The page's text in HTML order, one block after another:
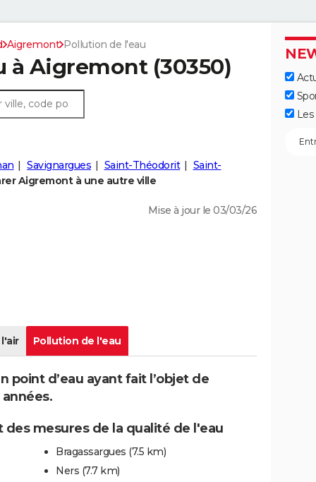
Aigremont Pollution de l'eau
à Aigremont (30350)
Savignargues Saint-Théodorit
Saint-
Aigremont à une autre ville
Mise à jour le 03/03/26
Pollution de l'eau
point d’eau ayant fait l’objet de
mesures de la qualité de l'eau
Bragassargues (7.5 km)
Ners (7.7 km)